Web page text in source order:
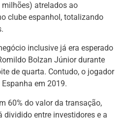
milhões) atrelados ao
clube espanhol, totalizando
inclusive já era esperado
Bolzan Júnior durante
de quarta. Contudo, o jogador
em 2019.
60% do valor da transação,
dividido entre investidores e a